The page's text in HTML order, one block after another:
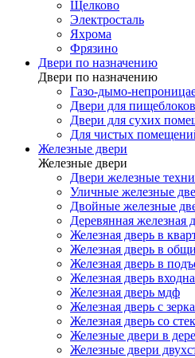
Щелково
Электросталь
Яхрома
Фрязино
Двери по назначению
Двери по назначению
Газо-дымо-
Двери для пищеблоков
Двери для сухих
Для чистых
Железные двери
Железные двери
Двери железные
Уличные железные
Двойные железные
Деревянная железная
Железная дверь в
Железная дверь в
Железная дверь в
Железная дверь
Железная дверь мдф
Железная дверь с
Железная дверь со
Железные двери в
Железные двери